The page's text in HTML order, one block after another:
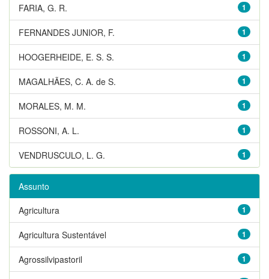
1
FARIA, G. R.
1
FERNANDES JUNIOR, F.
1
HOOGERHEIDE, E. S. S.
1
MAGALHÃES, C. A. de S.
1
MORALES, M. M.
1
ROSSONI, A. L.
1
VENDRUSCULO, L. G.
Assunto
1
Agricultura
1
Agricultura Sustentável
1
Agrossilvipastoril